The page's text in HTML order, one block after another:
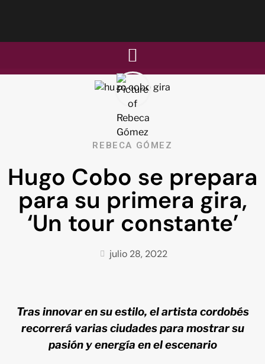
REBECA GÓMEZ
Hugo Cobo se prepara
para su primera gira,
‘Un tour constante’
julio 28, 2022
Tras innovar en su estilo, el artista cordobés
recorrerá varias ciudades para mostrar su
pasión y energía en el escenario